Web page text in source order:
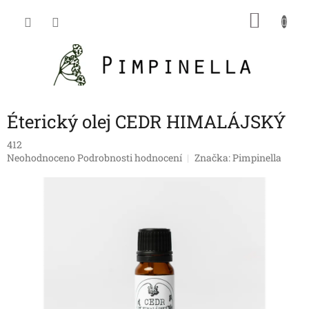
Éterický olej CEDR HIMALÁJSKÝ
412
Průměrné
Neohodnoceno Podrobnosti hodnocení Značka:Pimpinella